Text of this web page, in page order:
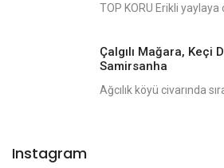
TOP KORU Erikli yaylaya
Çalgılı Mağara, Keçi
Samirsanha
Ağcılık köyü civarında
Instagram